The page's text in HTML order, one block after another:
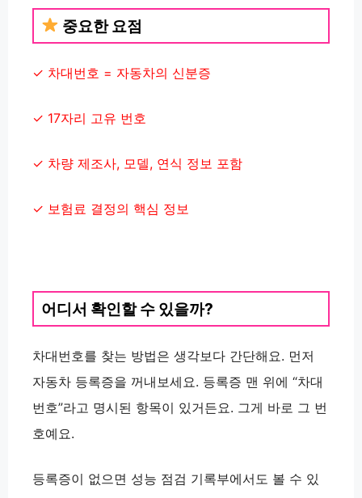
중요한 요점
✓ 차대번호 = 자동차의 신분증
✓ 17자리 고유 번호
✓ 차량 제조사, 모델, 연식 정보 포함
✓ 보험료 결정의 핵심 정보
어디서 확인할 수 있을까?
차대번호를 찾는 방법은 생각보다 간단해요. 먼저
자동차 등록증을 꺼내보세요. 등록증 맨 위에 “차대
번호”라고 명시된 항목이 있거든요. 그게 바로 그 번
호예요.
등록증이 없으면 성능 점검 기록부에서도 볼 수 있